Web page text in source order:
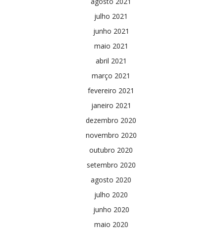
julho 2021
junho 2021
maio 2021
abril 2021
março 2021
fevereiro 2021
janeiro 2021
dezembro 2020
novembro 2020
outubro 2020
setembro 2020
agosto 2020
julho 2020
junho 2020
maio 2020